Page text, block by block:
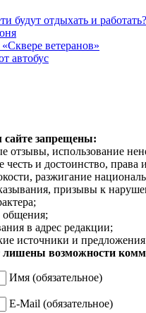
будут отдыхать и работать?
ветеранов»
автобус
запрещены:
отзывы, использование
и достоинство,
разжигание
призывы к
общения;
в адрес редакции;
источники и предложения
лишены возможности
Имя (обязательное)
E-Mail (обязательное)